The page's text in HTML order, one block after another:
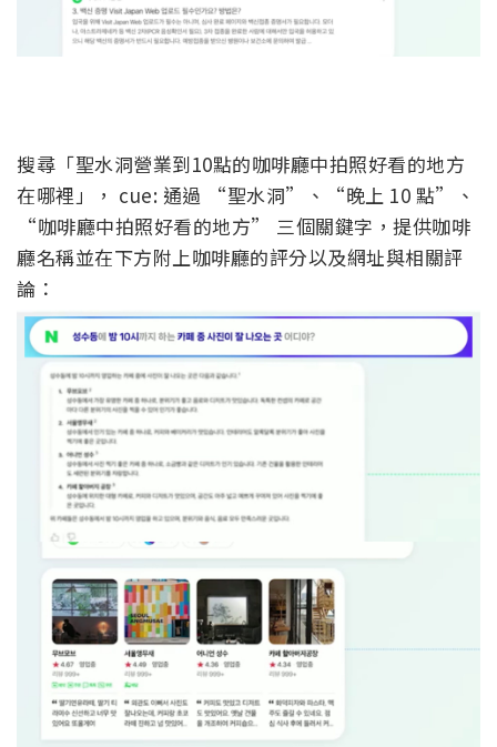
搜尋「聖水洞營業到10點的咖啡廳中拍照好看的地方
在哪裡」， cue: 通過 “聖水洞”、“晚上 10 點”、
“咖啡廳中拍照好看的地方” 三個關鍵字，提供咖啡
廳名稱並在下方附上咖啡廳的評分以及網址與相關評
論：